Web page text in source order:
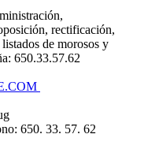
rectificación,
de morosos y
650.33.57.62
650. 33. 57. 62